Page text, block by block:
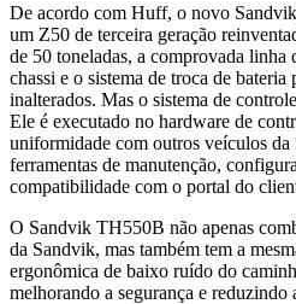
De acordo com Huff, o novo
um Z50 de terceira geração
de 50 toneladas, a comprovada linha
chassi e o sistema de troca de bateria
inalterados. Mas o sistema de
Ele é executado no hardware de
uniformidade com outros veículos
ferramentas de manutenção,
compatibilidade com o portal do
O Sandvik TH550B não apenas
da Sandvik, mas também tem a
ergonômica de baixo ruído do
melhorando a segurança e reduzindo